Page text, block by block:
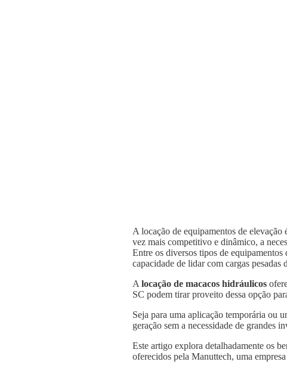
A locação de equipamentos de
vez mais competitivo e dinâmico, a
Entre os diversos tipos de
capacidade de lidar com cargas pesadas
A locação de macacos hidráulicos
SC podem tirar proveito dessa opção
Seja para uma aplicação temporária ou
geração sem a necessidade de grandes
Este artigo explora detalhadamente os
oferecidos pela Manuttech, uma